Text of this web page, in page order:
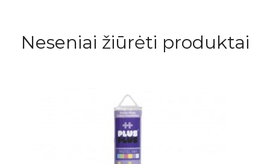
Neseniai žiūrėti produktai